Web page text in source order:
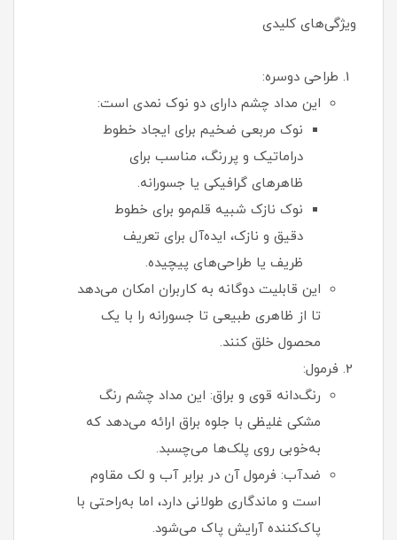
ویژگی‌های کلیدی
طراحی دوسره:
این مداد چشم دارای دو نوک نمدی است:
نوک مربعی ضخیم برای ایجاد خطوط
دراماتیک و پررنگ، مناسب برای
ظاهرهای گرافیکی یا جسورانه.
نوک نازک شبیه قلم‌مو برای خطوط
دقیق و نازک، ایده‌آل برای تعریف
ظریف یا طراحی‌های پیچیده.
این قابلیت دوگانه به کاربران امکان می‌دهد
تا از ظاهری طبیعی تا جسورانه را با یک
محصول خلق کنند.
فرمول:
رنگ‌دانه قوی و براق: این مداد چشم رنگ
مشکی غلیظی با جلوه براق ارائه می‌دهد که
به‌خوبی روی پلک‌ها می‌چسبد.
ضدآب: فرمول آن در برابر آب و لک مقاوم
است و ماندگاری طولانی دارد، اما به‌راحتی با
پاک‌کننده آرایش پاک می‌شود.